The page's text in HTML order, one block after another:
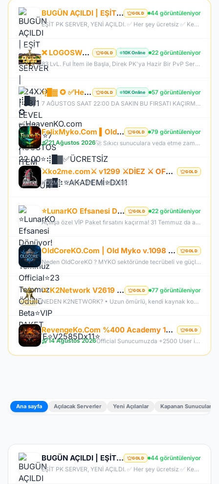
BUGÜN AÇILDI | EŞİT PK SERVER | V24XXX | 83/1 LEVEL FULL İTEM | İTEM SATIŞI YOKTUR GOLD
44 görüntüleniyor
EŞİT PK SERVER, YENİ AÇILDI. ✅ Her şey ücretsiz ✅ Kesinlikle item satışı yok ✅ Herkes eşit şartlarda başlayacak ✅ JR, BDW, Chaos ve savaş etkinlikleri aktif ✅ Kalabalık ve rekabetçi PK ortamı Bu cumartesi saat 21:00’da yeniden bizimle olun. Arkadaşlarınızı da davet edin, hep birlikte daha güçlü ve daha kalabalık bir başlangıç yapalım! Desteğiniz ve anlayışınız için teşekkür ederiz.
❌ LOGOSWAR.COM ❌ [ 83/1 ] PK SERVER ▌FULL ITEM BAŞLANGIÇ ▌Adım Atamayacağın Kadar Kalabalık GOLD 10K Online
22 görüntüleniyor
83 LvL. Ful İtem ile Başla, Direk PK'ya Hazir Bir PvP Server, Full Pus'da Hediye, 10.000 Oyuncu Kitlesi ile Türkiye'nin En Kalabalık PK Serveri, Sizlerde Hemen Yerinizi Alın.
⢾█▓ ✪ ✅HeavenKO.com ✅▓█⡷⭐7 AĞUSTOS 22.00⭐⢾█▓✅ÜCRETSİZ GENİE LOOT✅▓█⡷⭐AKADEMİ⭐DX11 GOLD 10K Online
57 görüntüleniyor
7 AĞUSTOS SAAT 22:00 DA SAKIN BU FIRSATI KAÇIRMA! BİZİMLE YOLA ÇIKAN HERKES BUGÜN İPTAL! BİZ İSE 6.AYIMIZI DEVİRDİK, İLK GÜNKİ GİBİ GEÇ KALMAYACAĞIN TEK SİSTEM!
FelixMyko.Com ▌Old Myko v.1098 ▌70 Level CAP ▌Official : 21 Ağustos Cuma 22:00 ▌Starter Paket Bizden GOLD
79 görüntüleniyor
21 Ağustos 2026
🚀 Sıkıcı sunuculara veda etme zamanı geldi! ⭐ Parlayan yıldız: FelixMyko! 💰 Sürekli kazandıran yapısı, bitmek bilmeyen Farm ve PK heyecanıyla eski MyKO ruhunu yeniden yaşamaya hazır ol! 📅 Açılış: 21 Ağustos Cuma – 🕙 22:00 🌐 Adres: FelixMyko.com 🎁 2.000 TL bakiye değerinde Starter Paket HEDİYE! 🔑 Starter Paket Kodu: 99998888777766665555 🌐 Panel: https://www.felixmyko.com 👉 Discord: http://discord.gg/MYACS 🟢 WhatsApp: https://wp.felixmyko.com ⚔️ Eski günlerin efsane savaşlarını, dostluk
⚔️ko2me.com⚔️ v1299 ⚔️DİEZ ⚔️ OFFİCAL 17.07.2026⚔️ JAPKO DRAKİ SERVER GOLD
KO2ME 1299 HOMEKO SERVER
⭐LunarKO Efsanesi Dönüyor!⭐31 Temmuz Official⭐23 Temmuz Ödüllü Beta⭐VIP PAKET HEDİYE⭐V2585Dx11⭐ GOLD
22 görüntüleniyor
Açılışa özel VİP Paket fırsatını kaçırma! 31 Temmuz da aramıza katıl , unutamayacağın bir deneyim senin olsun!
OldCoreKO.Com | Old Myko v.1098 | Starter + Yan Pus Ücretsiz | Academy : 17 Temmuz 2026 -Cuma 21:00! GOLD
Neden OldCoreKO ? MYKO sektöründe tecrübeli ve güçlü yönetim Oyuncu geri bildirimlerine önem veren şeffaf yapı Play to Win odaklı sistem anlayışı Dengeli ekonomi ve sürdürülebilir oyun yapısı Uzun soluklu, plansız kapanma riski olmayan sunucu vizyonu Deneyimli yönetim ekibimizin rehberliğinde, uzun soluklu ve unutulmaz bir maceraya hazır olun. OldCoreKO; heyecan dolu bir ortam, PK temposunun hiç durmadığı ve MYKO’nun özünü sonuna kadar yaşayabileceğiniz eşsiz bir atmosfer.
⚔️ K2Network V2619 – Yeni Nesil Farm Dönemi! | Ücretsiz PUS | +30 Rebirth | Auto Upgrade | 7/24 Farm GOLD
77 görüntüleniyor
NEDEN K2NETWORK? • Uzun ömürlü, kendi kaynak koduna sahip gerçek bir proje – hazır dosya alıp 1 haftada patlayan server değil. • %100 farm mantığı – KC/TL zorunluluğu yok, her şey oynayarak kazanılabilir. • Upgrade sınırı yok! – +30 Rebirthe kadar ilerleyen, +5’e kadar basılan takılar! • Tamamen ücretsiz PUS, paranızı sevdiklerinize ve ailenize ayırabilirsiniz! • Upgrade oranları şeffaf – % kaç ihtimalle bastığını ekranda net görüyorsun. • Auto Upgrade sistemi oyuna direkt entegre
RevengeKo.Com %400 Academy 14 Ağustos 2026 | v.2585 Light Farm | 1500 TL Değerinde VIP Paket Hediye GOLD
14 Ağustos 2026 Official Sunucumuzda +2500 User ile sorunsuz bir şekilde sunucumuzu aktif ettik. Aktif edilen sunucumuza geç kalmış veya başlayamayan oyuncularımız için 2. Akademi Sunucumuz 14 Ağustos Cuma günü Aktif Edilecektir. %400 DROP , %400 EXP , %400 Coins Drobu olarak sunucu 14 ağustosda academy olarak aktif edilecektir. Sunucumuz 1 Lv aktif edilmesine rağmen oyuncularımızın geri kalmaması için Akademi sunucumuz 83 Lv Başlangıç Full Skill olarak aktif edilecektir.
Ana sayfa Açılacak Serverler Yeni Açılanlar Kapanan Sunucular
BUGÜN AÇILDI | EŞİT PK SERVER | V24XXX | 83/1 LEVEL FULL İTEM | İTEM SATIŞI YOKTUR GOLD
44 görüntüleniyor
EŞİT PK SERVER, YENİ AÇILDI. ✅ Her şey ücretsiz ✅ Kesinlikle item satışı yok ✅ Herkes eşit şartlarda başlayacak ✅ JR, BDW, Chaos ve savaş etkinlikleri aktif ✅ Kalabalık ve rekabetçi PK ortamı Bu cumartesi saat 21:00’da yeniden bizimle olun. Arkadaşlarınızı da davet edin, hep birlikte daha güçlü ve daha kalabalık bir başlangıç yapalım! Desteğiniz ve anlayışınız için teşekkür ederiz.